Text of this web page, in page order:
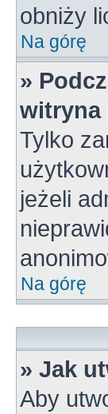
obniży
Na górę
»
witryna
Tylko
jeżeli
Na górę
» Jak
Aby